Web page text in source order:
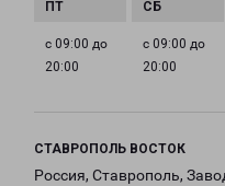
с 09:00 до
20:00
с 09:00 до
20:00
СТАВРОПОЛЬ ВОСТОК
Россия, Ставрополь,